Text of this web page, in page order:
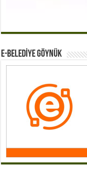
E-BELEDİYE GÖYNÜK